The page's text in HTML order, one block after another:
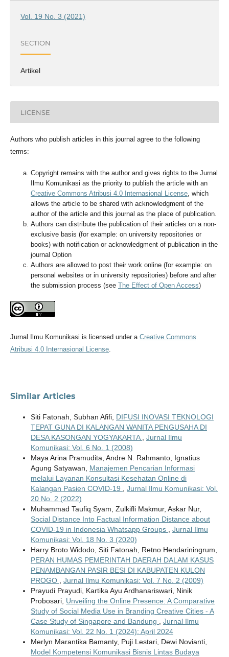
Vol. 19 No. 3 (2021)
SECTION
Artikel
LICENSE
Authors who publish articles in this journal agree to the following
terms:
Copyright remains with the author and gives rights to the Jurnal
Ilmu Komunikasi as the priority to publish the article with an
Creative Commons Atribusi 4.0 Internasional License, which
allows the article to be shared with acknowledgment of the
author of the article and this journal as the place of publication.
Authors can distribute the publication of their articles on a non-
exclusive basis (for example: on university repositories or
books) with notification or acknowledgment of publication in the
journal Option
Authors are allowed to post their work online (for example: on
personal websites or in university repositories) before and after
the submission process (see The Effect of Open Access)
Jurnal Ilmu Komunikasi is licensed under a Creative Commons
Atribusi 4.0 Internasional License.
Similar Articles
Siti Fatonah, Subhan Afifi, DIFUSI INOVASI TEKNOLOGI
TEPAT GUNA DI KALANGAN WANITA PENGUSAHA DI
DESA KASONGAN YOGYAKARTA
Jurnal Ilmu
Komunikasi: Vol. 6 No. 1 (2008)
Maya Arina Pramudita, Andre N. Rahmanto, Ignatius
Agung Satyawan, Manajemen Pencarian Informasi
melalui Layanan Konsultasi Kesehatan Online di
Kalangan Pasien COVID-19
Jurnal Ilmu Komunikasi: Vol.
20 No. 2 (2022)
Muhammad Taufiq Syam, Zulkifli Makmur, Askar Nur,
Social Distance Into Factual Information Distance about
COVID-19 in Indonesia Whatsapp Groups
Jurnal Ilmu
Komunikasi: Vol. 18 No. 3 (2020)
Harry Broto Widodo, Siti Fatonah, Retno Hendariningrum,
PERAN HUMAS PEMERINTAH DAERAH DALAM KASUS
PENAMBANGAN PASIR BESI DI KABUPATEN KULON
PROGO
Jurnal Ilmu Komunikasi: Vol. 7 No. 2 (2009)
Prayudi Prayudi, Kartika Ayu Ardhanariswari, Ninik
Probosari, Unveiling the Online Presence: A Comparative
Study of Social Media Use in Branding Creative Cities - A
Case Study of Singapore and Bandung
Jurnal Ilmu
Komunikasi: Vol. 22 No. 1 (2024): April 2024
Merlyn Marantika Bamanty, Puji Lestari, Dewi Novianti,
Model Kompetensi Komunikasi Bisnis Lintas Budaya